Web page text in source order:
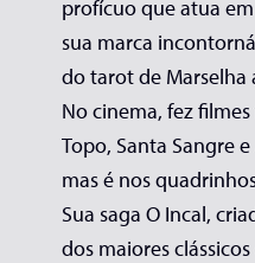
profícuo que atua
sua marca
do tarot de
No cinema, fez
Topo, Santa Sangre
mas é nos
Sua saga O Incal,
dos maiores